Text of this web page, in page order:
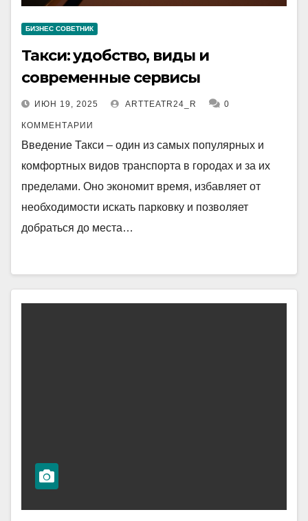
БИЗНЕС СОВЕТНИК
Такси: удобство, виды и
современные сервисы
ИЮН 19, 2025 ARTTEATR24_R 0
КОММЕНТАРИИ
Введение Такси – один из самых популярных и
комфортных видов транспорта в городах и за их
пределами. Оно экономит время, избавляет от
необходимости искать парковку и позволяет
добраться до места…